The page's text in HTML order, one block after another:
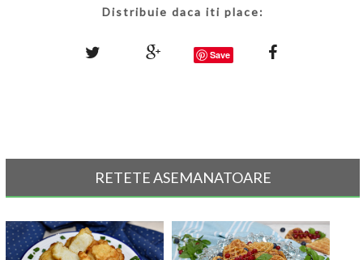
Distribuie daca iti place:
Save
RETETE ASEMANATOARE